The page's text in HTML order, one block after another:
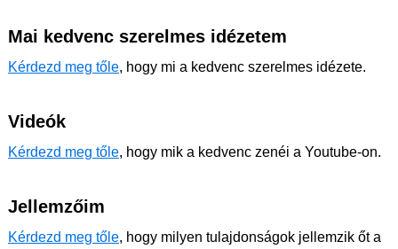
Mai kedvenc szerelmes idézetem
Kérdezd meg tőle, hogy mi a kedvenc szerelmes idézete.
Videók
Kérdezd meg tőle, hogy mik a kedvenc zenéi a Youtube-on.
Jellemzőim
Kérdezd meg tőle, hogy milyen tulajdonságok jellemzik őt a